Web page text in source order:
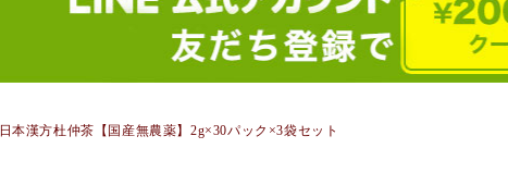
日本漢方杜仲茶【国産無農薬】2g×30パック×3袋セット